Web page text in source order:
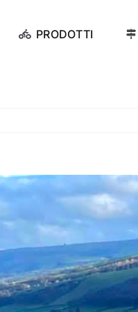
PRODOTTI